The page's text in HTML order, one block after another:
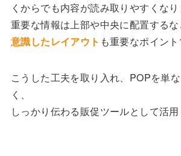
くからでも内容が読み取りやすくなり
重要な情報は上部や中央に配置するな
意識したレイアウト も重要なポイント
こうした工夫を取り入れ、POPを単
く、
しっかり伝わる販促ツールとして活用